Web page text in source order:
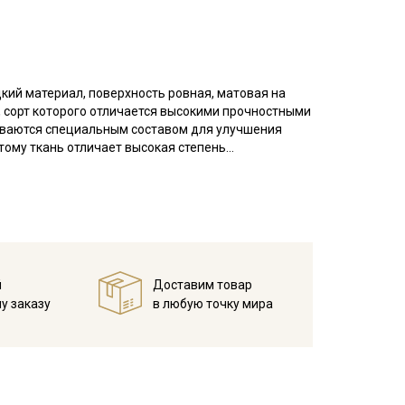
материал, поверхность ровная, матовая на
которого отличается высокими прочностными
специальным составом для улучшения
ткань отличает высокая степень
высокой температуры.
(При температуре воды свыше 60С ткань
заказу
Доставим товар
в любую точку мира